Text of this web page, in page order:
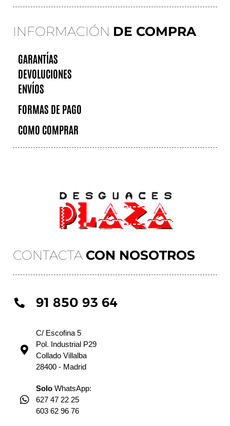
CONTACTA CON NOSOTROS
91 850 93 64
C/ Escofina 5
Pol. Industrial P29
Collado Villalba
28400 - Madrid
Solo WhatsApp:
627 47 22 25
603 62 96 76
INFORMACIÓN DE COMPRA
GARANTÍAS
DEVOLUCIONES
ENVÍOS
FORMAS DE PAGO
COMO COMPRAR